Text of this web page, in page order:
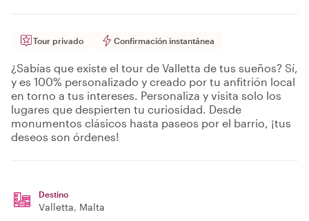
Tour privado Confirmación instantánea
¿Sabías que existe el tour de Valletta de tus sueños? Sí,
y es 100% personalizado y creado por tu anfitrión local
en torno a tus intereses. Personaliza y visita solo los
lugares que despierten tu curiosidad. Desde
monumentos clásicos hasta paseos por el barrio, ¡tus
deseos son órdenes!
Destino
Valletta, Malta